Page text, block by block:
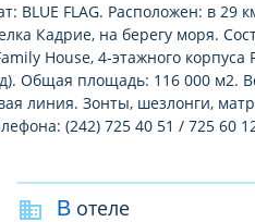
BLUE FLAG. Расположен: в 29
Кадрие, на берегу моря.
House, 4-этажного корпуса
Общая площадь: 116 000 м2.
линия. Зонты, шезлонги,
(242) 725 40 51 / 725 60
В отеле